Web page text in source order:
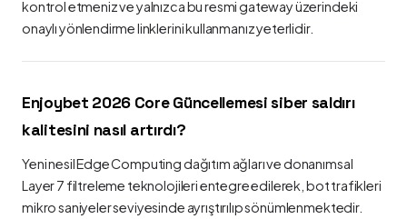
kontrol etmeniz ve yalnızca bu resmi gateway üzerindeki
onaylı yönlendirme linklerini kullanmanız yeterlidir.
Enjoybet 2026 Core Güncellemesi siber saldırı
kalitesini nasıl artırdı?
Yeni nesil Edge Computing dağıtım ağları ve donanımsal
Layer 7 filtreleme teknolojileri entegre edilerek, bot trafikleri
mikro saniyeler seviyesinde ayrıştırılıp sönümlenmektedir.